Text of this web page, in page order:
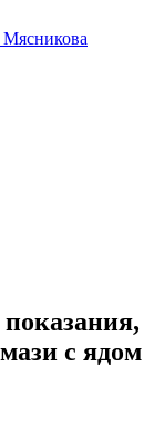
Мясникова
с ядом